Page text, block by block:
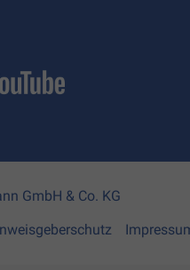
GmbH & Co. KG